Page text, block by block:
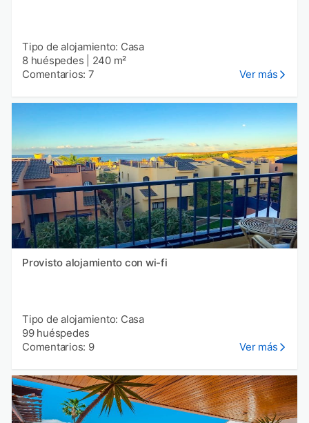
Tipo de alojamiento: Casa
8 huéspedes
240 m²
Comentarios: 7
Ver más
Provisto alojamiento con wi-fi
Tipo de alojamiento: Casa
99 huéspedes
Comentarios: 9
Ver más